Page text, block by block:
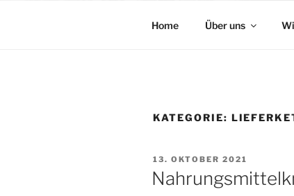
Home Über uns
KATEGORIE:
VERÖFFENTLICHT
AM
13. OKTOBER 2021